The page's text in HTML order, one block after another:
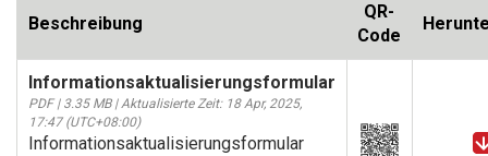
Beschreibung
QR-
Code
Informationsaktualisierungsformular
PDF | 3.35 MB | Aktualisierte Zeit: 18 Apr, 2025,
17:47 (UTC+08:00)
Informationsaktualisierungsformular